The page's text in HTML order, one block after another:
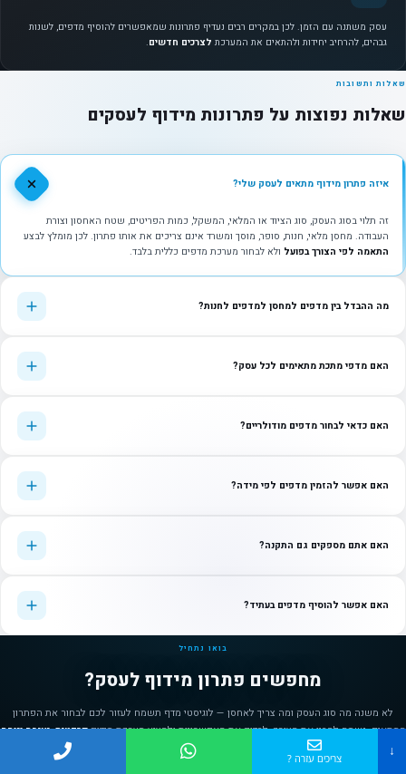
עסק משתנה עם הזמן. לכן במקרים רבים נעדיף פתרונות שמאפשרים להוסיף מדפים, לשנות
גבהים, להרחיב יחידות ולהתאים את המערכת לצרכים חדשים.
שאלות ותשובות
שאלות נפוצות על פתרונות מידוף לעסקים
איזה פתרון מידוף מתאים לעסק שלי?
זה תלוי בסוג העסק, סוג הציוד או המלאי, המשקל, כמות הפריטים, שטח האחסון וצורת
העבודה. מחסן מלאי, חנות, סופר, מוסך ומשרד אינם צריכים את אותו פתרון. לכן מומלץ לבצע
התאמה לפי הצורך בפועל ולא לבחור מערכת מדפים כללית בלבד.
מה ההבדל בין מדפים למחסן למדפים לחנות?
האם מדפי מתכת מתאימים לכל עסק?
האם כדאי לבחור מדפים מודולריים?
האם אפשר להזמין מדפים לפי מידה?
האם אתם מספקים גם התקנה?
האם אפשר להוסיף מדפים בעתיד?
בואו נתחיל
מחפשים פתרון מידוף לעסק?
לא משנה מה סוג העסק ומה צריך לאחסן — לוגיסטי מדף תשמח לעזור לכם לבחור את הפתרון
המתאים. נשמח להבין את הצורך, לבדוק את האפשרויות ולהציע מערכת מידוףפרקטית, יציבה ונוחה
שתתאים לעסק שלכם.
↓ צריכים עזרה ?